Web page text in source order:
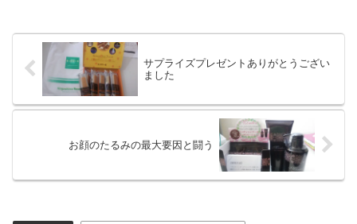
サプライズプレゼントありがとうござい
ました
お顔のたるみの最大要因と闘う